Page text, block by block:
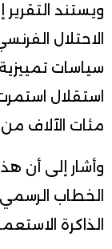
ويستند التقرير
سياسات
استقلال
مئات الآلاف من
وأشار إلى أن
الخطاب
الذاكرة